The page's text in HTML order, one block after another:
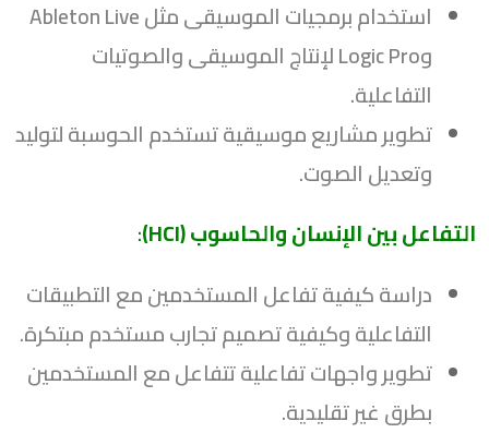
استخدام برمجيات الموسيقى مثل Ableton Live
وLogic Pro لإنتاج الموسيقى والصوتيات
التفاعلية.
تطوير مشاريع موسيقية تستخدم الحوسبة لتوليد
وتعديل الصوت.
التفاعل بين الإنسان والحاسوب (HCI)
:
دراسة كيفية تفاعل المستخدمين مع التطبيقات
التفاعلية وكيفية تصميم تجارب مستخدم مبتكرة.
تطوير واجهات تفاعلية تتفاعل مع المستخدمين
بطرق غير تقليدية.